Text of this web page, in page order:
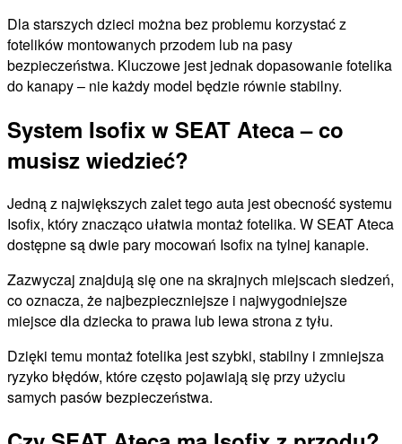
Dla starszych dzieci można bez problemu korzystać z
fotelików montowanych przodem lub na pasy
bezpieczeństwa. Kluczowe jest jednak dopasowanie fotelika
do kanapy – nie każdy model będzie równie stabilny.
System Isofix w SEAT Ateca – co
musisz wiedzieć?
Jedną z największych zalet tego auta jest obecność systemu
Isofix, który znacząco ułatwia montaż fotelika. W SEAT Ateca
dostępne są dwie pary mocowań Isofix na tylnej kanapie.
Zazwyczaj znajdują się one na skrajnych miejscach siedzeń,
co oznacza, że najbezpieczniejsze i najwygodniejsze
miejsce dla dziecka to prawa lub lewa strona z tyłu.
Dzięki temu montaż fotelika jest szybki, stabilny i zmniejsza
ryzyko błędów, które często pojawiają się przy użyciu
samych pasów bezpieczeństwa.